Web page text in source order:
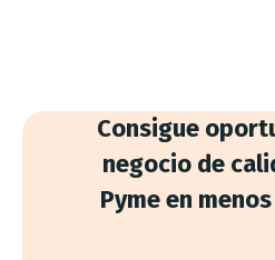
Consigue
negocio de
Pyme en